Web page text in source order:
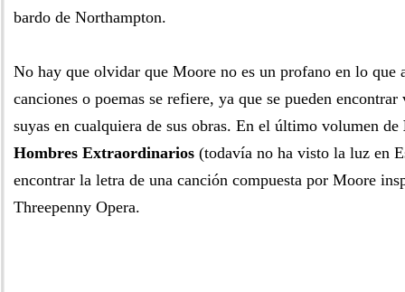
bardo de Northampton.
No hay que olvidar que Moore no es un profano en lo que
canciones o poemas se refiere, ya que se pueden encontrar
suyas en cualquiera de sus obras. En el último volumen de
Hombres Extraordinarios (todavía no ha visto la luz en
encontrar la letra de una canción compuesta por Moore
Threepenny Opera.